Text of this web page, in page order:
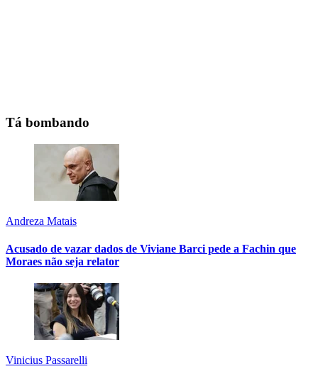
Tá bombando
Andreza Matais
Acusado de vazar dados de Viviane Barci pede a Fachin que
Moraes não seja relator
Vinicius Passarelli